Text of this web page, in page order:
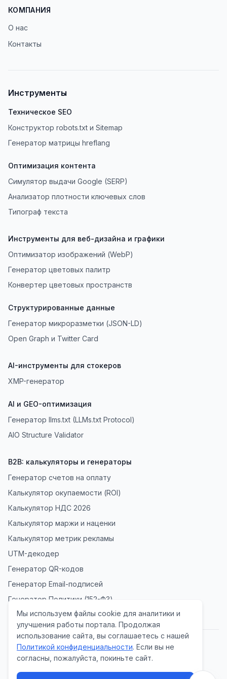
КОМПАНИЯ
О нас
Контакты
Инструменты
Техническое SEO
Конструктор robots.txt и Sitemap
Генератор матрицы hreflang
Оптимизация контента
Симулятор выдачи Google (SERP)
Анализатор плотности ключевых слов
Типограф текста
Инструменты для веб-дизайна и графики
Оптимизатор изображений (WebP)
Генератор цветовых палитр
Конвертер цветовых пространств
Структурированные данные
Генератор микроразметки (JSON-LD)
Open Graph и Twitter Card
AI-инструменты для стокеров
XMP-генератор
AI и GEO-оптимизация
Генератор llms.txt (LLMs.txt Protocol)
AIO Structure Validator
B2B: калькуляторы и генераторы
Генератор счетов на оплату
Калькулятор окупаемости (ROI)
Калькулятор НДС 2026
Калькулятор маржи и наценки
Калькулятор метрик рекламы
UTM-декодер
Генератор QR-кодов
Генератор Email-подписей
Генератор Политики (152-ФЗ)
Политика конфиденциальности
Согласие на обработку данных
Мы используем файлы cookie для аналитики и
улучшения работы портала. Продолжая
использование сайта, вы соглашаетесь с нашей
Политикой конфиденциальности. Если вы не
согласны, пожалуйста, покиньте сайт.